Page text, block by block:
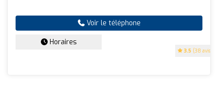
3.5 (38 avis)
Voir le téléphone
Horaires